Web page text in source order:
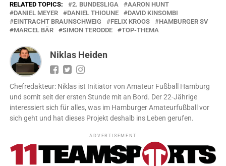
RELATED TOPICS: 2. BUNDESLIGA
AARON HUNT
DANIEL MEYER
DANIEL THIOUNE
DAVID KINSOMBI
EINTRACHT BRAUNSCHWEIG
FELIX KROOS
HAMBURGER SV
MARCEL BÄR
SIMON TERODDE TOP-THEMA
Niklas Heiden
Chefredakteur: Niklas ist Initiator von Amateur Fußball Hamburg
und somit seit der ersten Stunde mit an Bord. Der 22-Jährige
interessiert sich für alles, was im Hamburger Amateurfußball vor
sich geht und hat dieses Projekt deshalb ins Leben gerufen.
ADVERTISEMENT